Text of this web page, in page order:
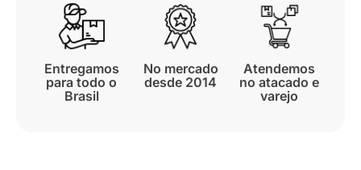
Entregamos
para todo o
Brasil
No mercado
desde 2014
Atendemos
no atacado e
varejo